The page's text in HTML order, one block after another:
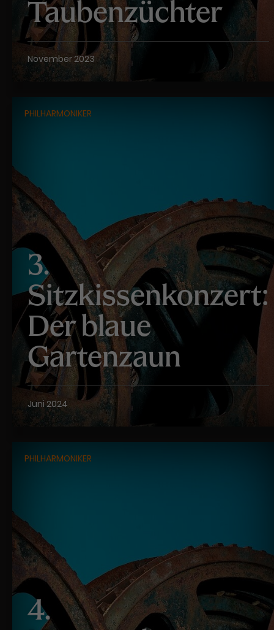
Taubenzüchter
November 2023
PHILHARMONIKER
3.
Sitzkissenkonzert:
Der blaue
Gartenzaun
Juni 2024
PHILHARMONIKER
4.